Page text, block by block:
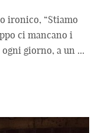
ironico, “Stiamo
ci mancano i
ogni giorno, a un ...